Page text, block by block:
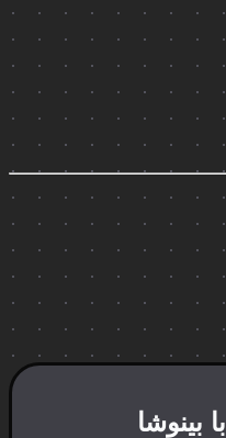
با بینوشا